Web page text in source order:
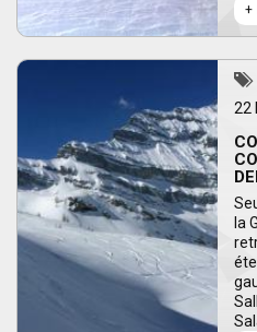
22
la